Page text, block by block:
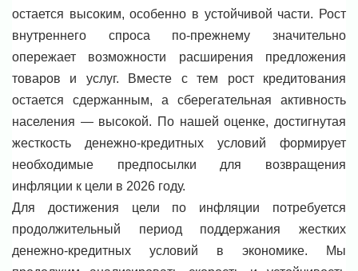
остается высоким, особенно в устойчивой части. Рост
внутреннего спроса по-прежнему значительно
опережает возможности расширения предложения
товаров и услуг. Вместе с тем рост кредитования
остается сдержанным, а сберегательная активность
населения — высокой. По нашей оценке, достигнутая
жесткость денежно-кредитных условий формирует
необходимые предпосылки для возвращения
инфляции к цели в 2026 году.
Для достижения цели по инфляции потребуется
продолжительный период поддержания жестких
денежно-кредитных условий в экономике. Мы